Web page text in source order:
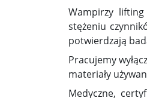
Wampirzy
stężeniu
potwierdzają
Pracujemy
materiały
Medyczne,